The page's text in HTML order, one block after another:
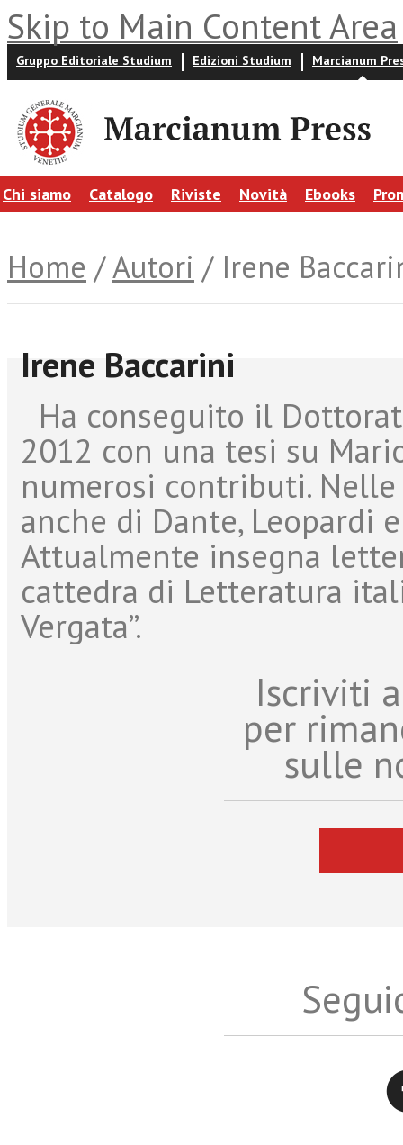
Skip to Main Content Area
Gruppo Editoriale Studium Edizioni Studium Marcianum
Chi siamo Catalogo Riviste Novità Ebooks
Home /Autori / Irene
Irene Baccarini
Ha conseguito il
2012 con una tesi su
numerosi contributi.
anche di Dante, Leopardi
Attualmente insegna
cattedra di Letteratura
Vergata”.
Iscriviti
per
sulle